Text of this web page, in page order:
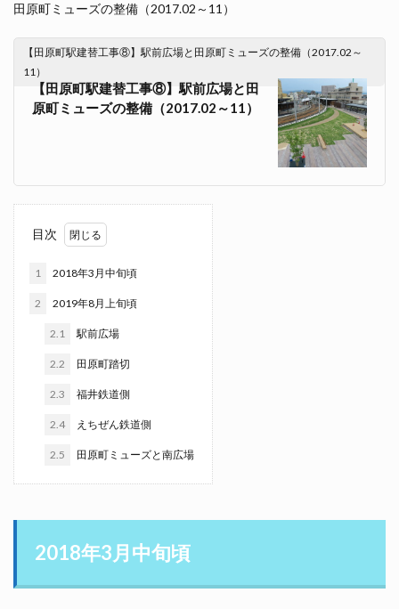
田原町ミューズの整備（2017.02～11）
【田原町駅建替工事⑧】駅前広場と田原町ミューズの整備（2017.02～
11）
【田原町駅建替工事⑧】駅前広場と田
原町ミューズの整備（2017.02～11）
目次
1 2018年3月中旬頃
2 2019年8月上旬頃
2.1 駅前広場
2.2 田原町踏切
2.3 福井鉄道側
2.4 えちぜん鉄道側
2.5 田原町ミューズと南広場
2018年3月中旬頃